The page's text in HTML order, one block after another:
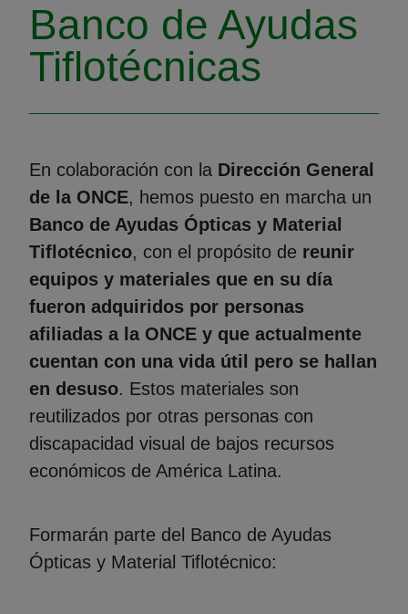
Banco de Ayudas
Tiflotécnicas
En colaboración con la Dirección General
de la ONCE, hemos puesto en marcha un
Banco de Ayudas Ópticas y Material
Tiflotécnico, con el propósito de reunir
equipos y materiales que en su día
fueron adquiridos por personas
afiliadas a la ONCE y que actualmente
cuentan con una vida útil pero se hallan
en desuso. Estos materiales son
reutilizados por otras personas con
discapacidad visual de bajos recursos
económicos de América Latina.
Formarán parte del Banco de Ayudas
Ópticas y Material Tiflotécnico: